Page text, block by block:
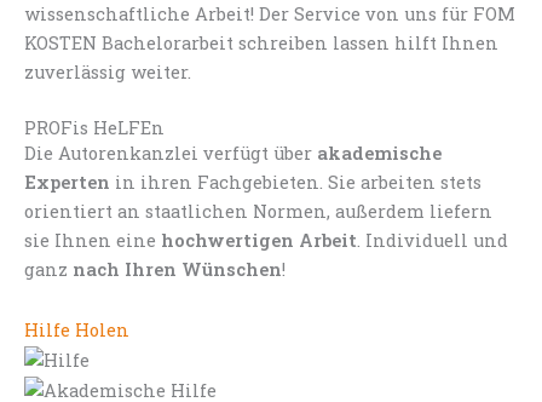
wissenschaftliche Arbeit! Der Service von uns für FOM
KOSTEN Bachelorarbeit schreiben lassen hilft Ihnen
zuverlässig weiter.
PROFis HeLFEn
Die Autorenkanzlei verfügt über akademische
Experten in ihren Fachgebieten. Sie arbeiten stets
orientiert an staatlichen Normen, außerdem liefern
sie Ihnen eine hochwertigen Arbeit. Individuell und
ganz nach Ihren Wünschen!
Hilfe Holen